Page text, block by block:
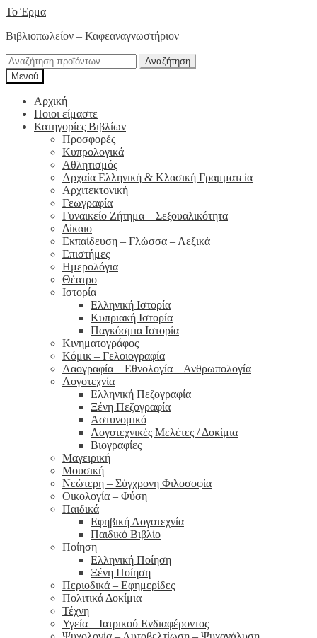
Απευθείας
στην
Μετάβαση
περιεχόμενο
Το Έρμα
Βιβλιοπωλείον – Καφεαναγνωστήριον
Αναζήτηση
για:
Αναζήτηση
Μενού
Αρχική
Ποιοι είμαστε
Κατηγορίες Βιβλίων
Προσφορές
Κυπρολογικά
Αθλητισμός
Αρχαία Ελληνική & Κλασική Γραμματεία
Αρχιτεκτονική
Γεωγραφία
Γυναικείο Ζήτημα – Σεξουαλικότητα
Δίκαιο
Εκπαίδευση – Γλώσσα – Λεξικά
Επιστήμες
Ημερολόγια
Θέατρο
Ιστορία
Ελληνική Ιστορία
Κυπριακή Ιστορία
Παγκόσμια Ιστορία
Κινηματογράφος
Κόμικ – Γελοιογραφία
Λαογραφία – Εθνολογία – Ανθρωπολογία
Λογοτεχνία
Ελληνική Πεζογραφία
Ξένη Πεζογραφία
Αστυνομικό
Λογοτεχνικές Μελέτες / Δοκίμια
Βιογραφίες
Μαγειρική
Μουσική
Νεώτερη – Σύγχρονη Φιλοσοφία
Οικολογία – Φύση
Παιδικά
Εφηβική Λογοτεχνία
Παιδικό Βιβλίο
Ποίηση
Ελληνική Ποίηση
Ξένη Ποίηση
Περιοδικά – Εφημερίδες
Πολιτικά Δοκίμια
Τέχνη
Υγεία – Ιατρικού Ενδιαφέροντος